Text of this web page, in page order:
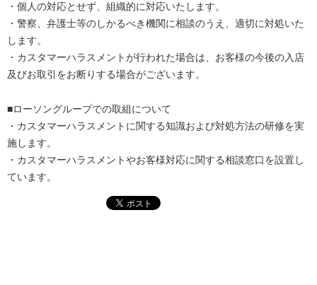
・個人の対応とせず、組織的に対応いたします。
・警察、弁護士等のしかるべき機関に相談のうえ、適切に対処いた
します。
・カスタマーハラスメントが行われた場合は、お客様の今後の入店
及びお取引をお断りする場合がございます。
■ローソングループでの取組について
・カスタマーハラスメントに関する知識および対処方法の研修を実
施します。
・カスタマーハラスメントやお客様対応に関する相談窓口を設置し
ています。